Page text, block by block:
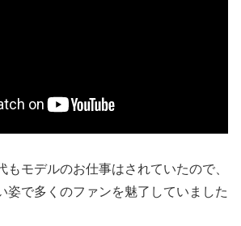
もモデルのお仕事はされていたので、
姿で多くのファンを魅了していました